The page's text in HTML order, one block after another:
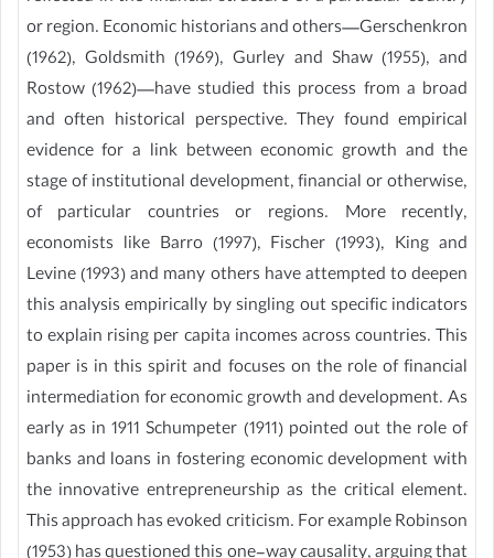
or region. Economic historians and others—Gerschenkron
(1962), Goldsmith (1969), Gurley and Shaw (1955), and
Rostow (1962)—have studied this process from a broad
and often historical perspective. They found empirical
evidence for a link between economic growth and the
stage of institutional development, financial or otherwise,
of particular countries or regions. More recently,
economists like Barro (1997), Fischer (1993), King and
Levine (1993) and many others have attempted to deepen
this analysis empirically by singling out specific indicators
to explain rising per capita incomes across countries. This
paper is in this spirit and focuses on the role of financial
intermediation for economic growth and development. As
early as in 1911 Schumpeter (1911) pointed out the role of
banks and loans in fostering economic development with
the innovative entrepreneurship as the critical element.
This approach has evoked criticism. For example Robinson